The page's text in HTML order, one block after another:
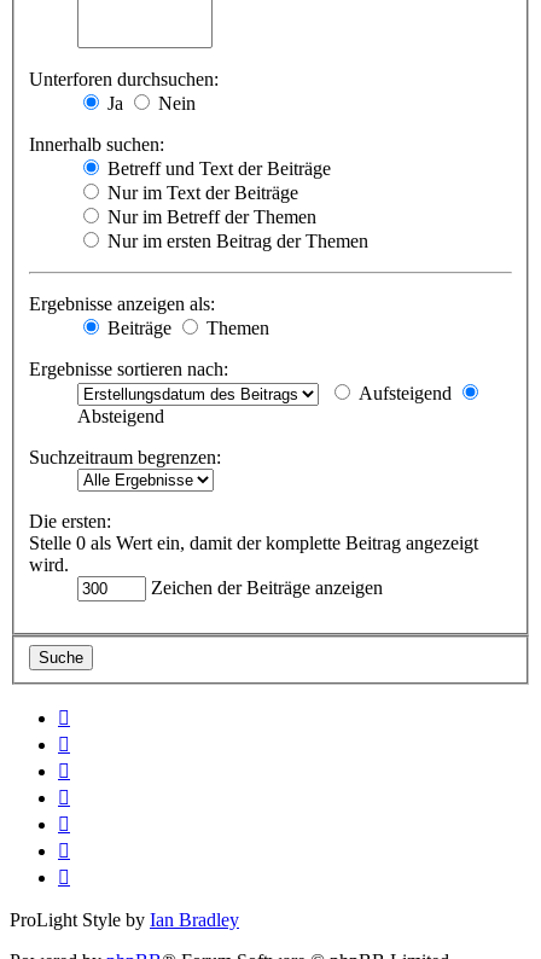
Unterforen durchsuchen:
Ja
Nein
Innerhalb suchen:
Betreff und Text der Beiträge
Nur im Text der Beiträge
Nur im Betreff der Themen
Nur im ersten Beitrag der Themen
Ergebnisse anzeigen als:
Beiträge
Themen
Ergebnisse sortieren nach:
Aufsteigend
Absteigend
Suchzeitraum begrenzen:
Die ersten:
Stelle 0 als Wert ein, damit der komplette Beitrag angezeigt
wird.
Zeichen der Beiträge anzeigen
ProLight Style by Ian Bradley